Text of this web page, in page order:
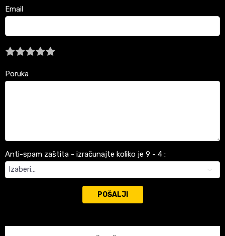
Email
Poruka
Anti-spam zaštita - izračunajte koliko je 9 - 4 :
POŠALJI